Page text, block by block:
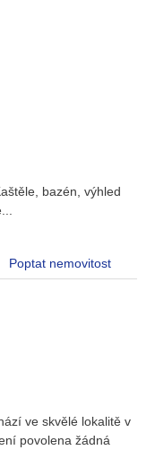
bazén, výhled
Poptat nemovitost
ve skvělé lokalitě v
povolena žádná